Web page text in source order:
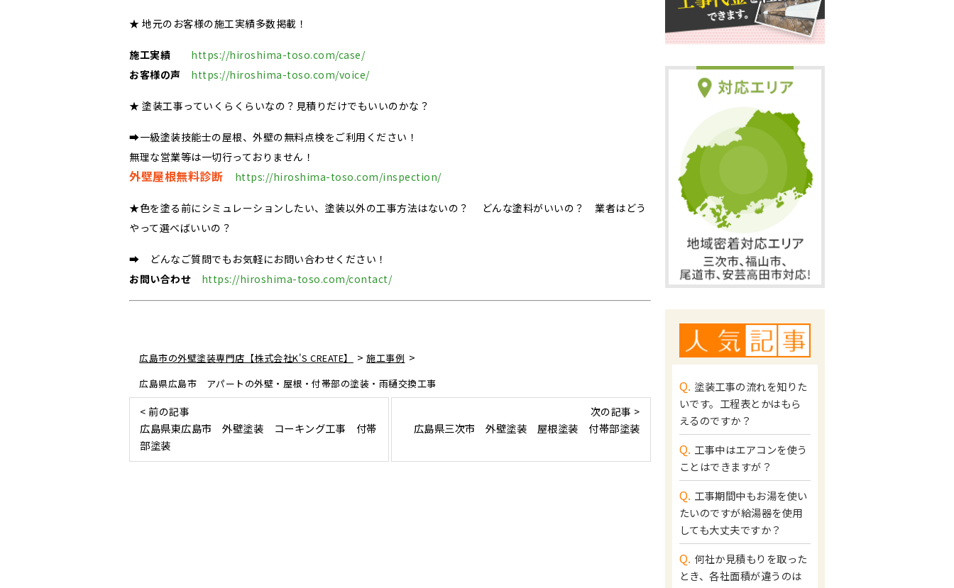
★ 地元のお客様の施工実績多数掲載！
施工実績
https://hiroshima-toso.com/case/
お客様の声
https://hiroshima-toso.com/voice/
★ 塗装工事っていくらくらいなの？見積りだけでもいいのかな？
➡一級塗装技能士の屋根、外壁の無料点検をご利用ください！
無理な営業等は一切行っておりません！
外壁屋根無料診断 https://hiroshima-toso.com/inspection/
★色を塗る前にシミュレーションしたい、塗装以外の工事方法はないの？ どんな塗料がいいの？ 業者はどう
やって選べばいいの？
➡ どんなご質問でもお気軽にお問い合わせください！
お問い合わせ
https://hiroshima-toso.com/contact/
広島市の外壁塗装専門店【株式会社K'S CREATE】 >施工事例 >
広島県広島市 アパートの外壁・屋根・付帯部の塗装・雨樋交換工事
< 前の記事
広島県東広島市 外壁塗装 コーキング工事 付帯
部塗装
次の記事 >
広島県三次市 外壁塗装 屋根塗装 付帯部塗装
Q. 塗装工事の流れを知りた
いです。工程表とかはもら
えるのですか？
Q. 工事中はエアコンを使う
ことはできますが？
Q. 工事期間中もお湯を使い
たいのですが給湯器を使用
しても大丈夫ですか？
Q. 何社か見積もりを取った
とき、各社面積が違うのは